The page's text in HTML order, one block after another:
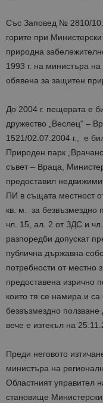
Със Заповед № 2810/
горите при
природна
1993 г. на министъра на
обявена за защитен
До 2004 г. пещерата е
дружество „Веслец“ –
1521/02.07.2004 г., е
Природен парк
съвет – Враца,
предоставил
ПИ в същата местност
кв. м. за безвъзмездно
чл. 15, ал. 2 от ЗДС и
разпоредби допускат
публична държавна
потребности от
предоставена изрично
които тя се намира и
безвъзмездно
вече е изтекъл на
Преди неговото
министъра на
Областният управител
становище